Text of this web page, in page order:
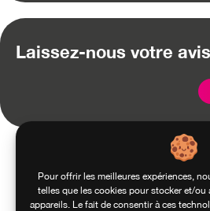
Pour offrir les meilleures expériences,
telles que les cookies pour stocker et/ou
appareils. Le fait de consentir à ces
Laissez-nous votre avis